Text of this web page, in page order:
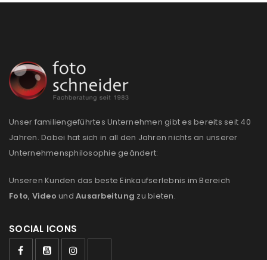
Passwort*
Anmeldeformular geschützt durch
ANMELDEN
PASSWORT VERGESSEN?
E-Mail-Adresse
Ein Link zum Erstellen eines neuen Passworts wird an
Unser familiengeführtes Unternehmen gibt es bereits seit 40
Jahren. Dabei hat sich in all den Jahren nichts an unserer
Unternehmensphilosophie geändert:
Unseren Kunden das beste Einkaufserlebnis im Bereich
Foto, Video und Ausarbeitung zu bieten.
SOCIAL ICONS